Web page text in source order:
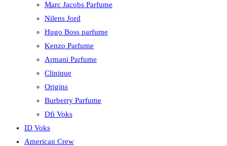
Marc Jacobs Parfume
Nilens Jord
Hugo Boss parfume
Kenzo Parfume
Armani Parfume
Clinique
Origins
Burberry Parfume
Dfi Voks
ID Voks
American Crew